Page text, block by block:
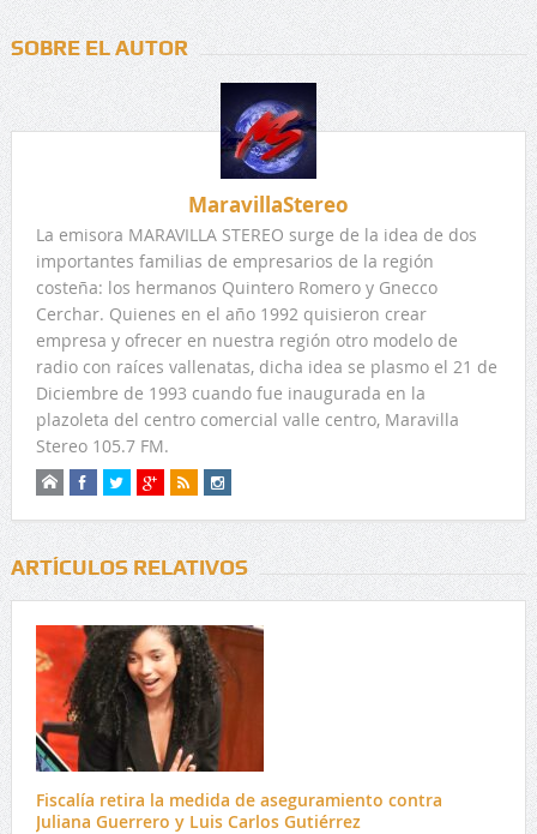
SOBRE EL AUTOR
MaravillaStereo
La emisora MARAVILLA STEREO surge de la idea de dos
importantes familias de empresarios de la región
costeña: los hermanos Quintero Romero y Gnecco
Cerchar. Quienes en el año 1992 quisieron crear
empresa y ofrecer en nuestra región otro modelo de
radio con raíces vallenatas, dicha idea se plasmo el 21 de
Diciembre de 1993 cuando fue inaugurada en la
plazoleta del centro comercial valle centro, Maravilla
Stereo 105.7 FM.
ARTÍCULOS RELATIVOS
Fiscalía retira la medida de aseguramiento contra
Juliana Guerrero y Luis Carlos Gutiérrez